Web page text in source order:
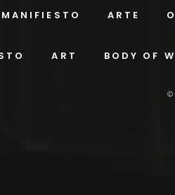
MANIFIESTO ARTE
ART BODY OF